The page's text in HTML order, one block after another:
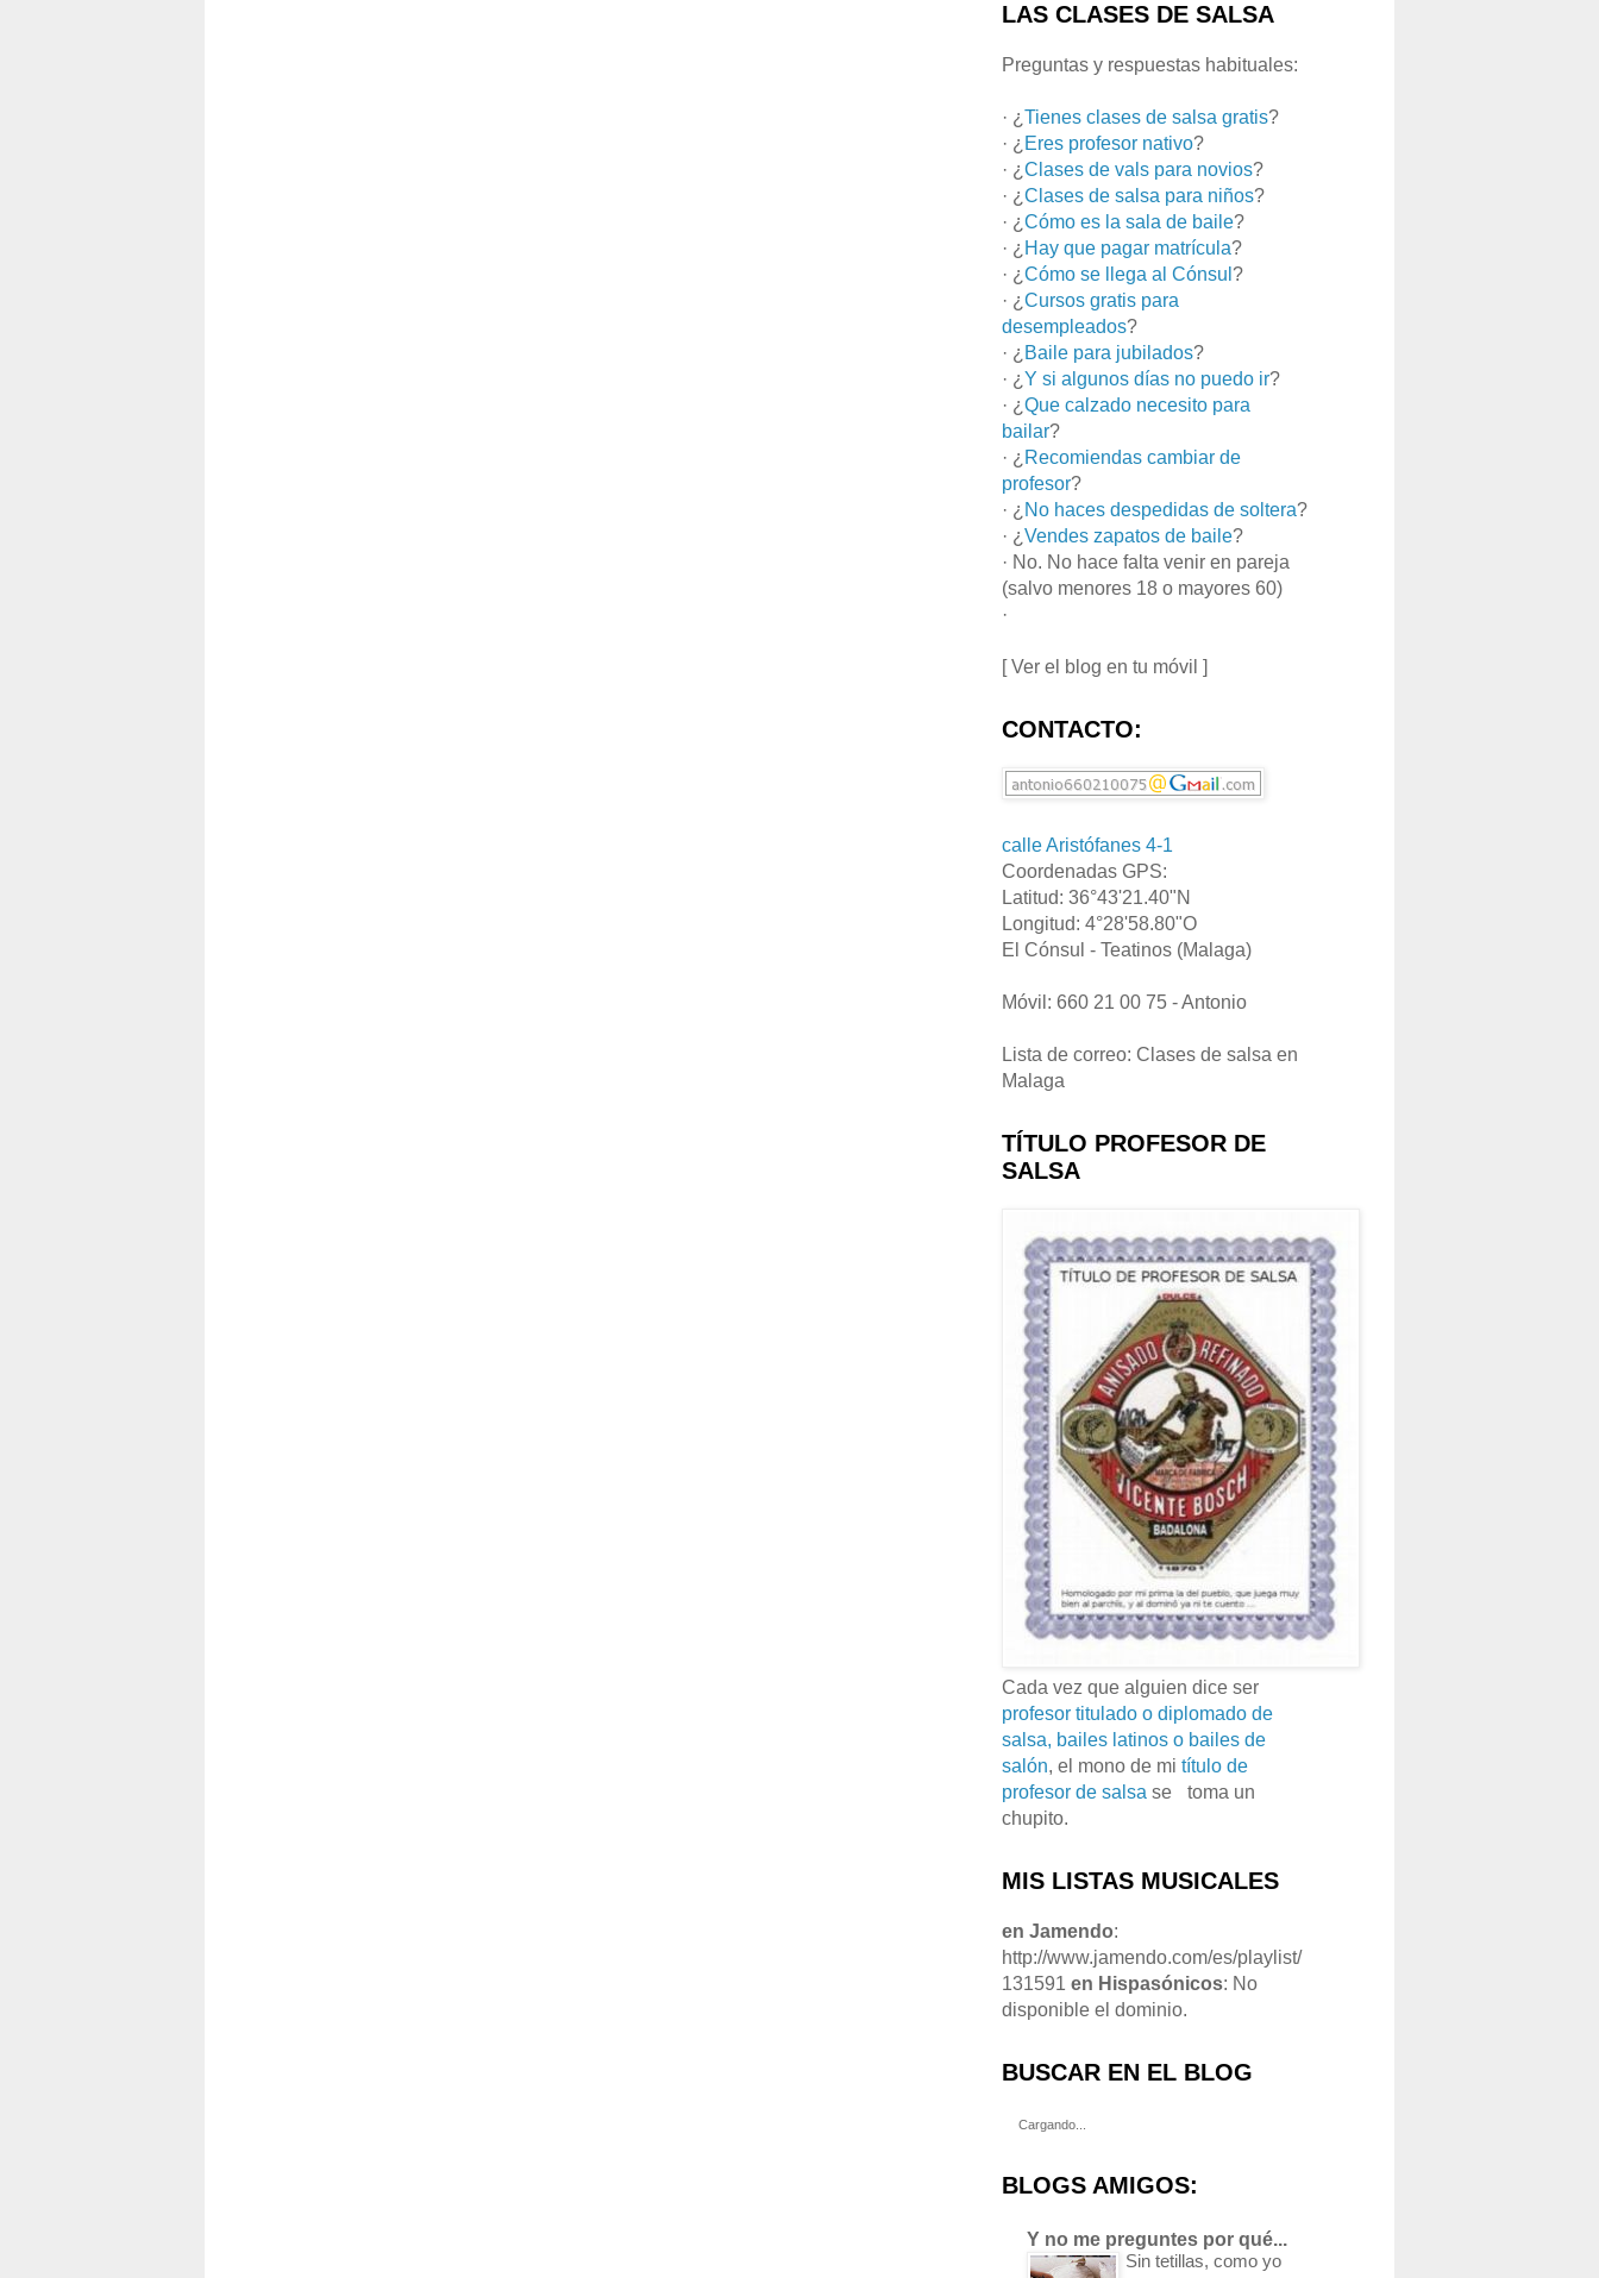
LAS CLASES DE SALSA
Preguntas y respuestas habituales:
· ¿ Tienes clases de salsa gratis?
· ¿ Eres profesor nativo?
· ¿ Clases de vals para novios?
· ¿ Clases de salsa para niños?
· ¿ Cómo es la sala de baile?
· ¿ Hay que pagar matrícula?
· ¿ Cómo se llega al Cónsul ?
· ¿ Cursos gratis para
desempleados?
· ¿ Baile para jubilados?
· ¿ Y si algunos días no puedo ir?
· ¿ Que calzado necesito para
bailar?
· ¿ Recomiendas cambiar de
profesor?
· ¿ No haces despedidas de soltera?
· ¿ Vendes zapatos de baile?
· No. No hace falta venir en pareja
(salvo menores 18 o mayores 60)
·
[ Ver el blog en tu móvil ]
CONTACTO:
calle Aristófanes 4-1
Coordenadas GPS:
Latitud: 36°43'21.40"N
Longitud: 4°28'58.80"O
El Cónsul - Teatinos (Malaga)
Móvil: 660 21 00 75 - Antonio
Lista de correo: Clases de salsa en
Malaga
TÍTULO PROFESOR DE
SALSA
Cada vez que alguien dice ser
profesor titulado o diplomado de
salsa, bailes latinos o bailes de
salón, el mono de mi título de
profesor de salsa se
toma un
chupito.
MIS LISTAS MUSICALES
en Jamendo:
http://www.jamendo.com/es/playlist/
131591 en Hispasónicos: No
disponible el dominio.
BUSCAR EN EL BLOG
Cargando...
BLOGS AMIGOS:
Y no me preguntes por qué...
Sin tetillas, como yo